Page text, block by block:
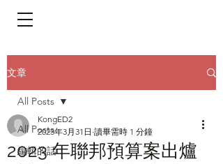
文章
All Posts
編輯的話
All Posts
2023 年聯邦預算案出爐
KongED2
2023年3月31日 讀畢需時 1 分鐘